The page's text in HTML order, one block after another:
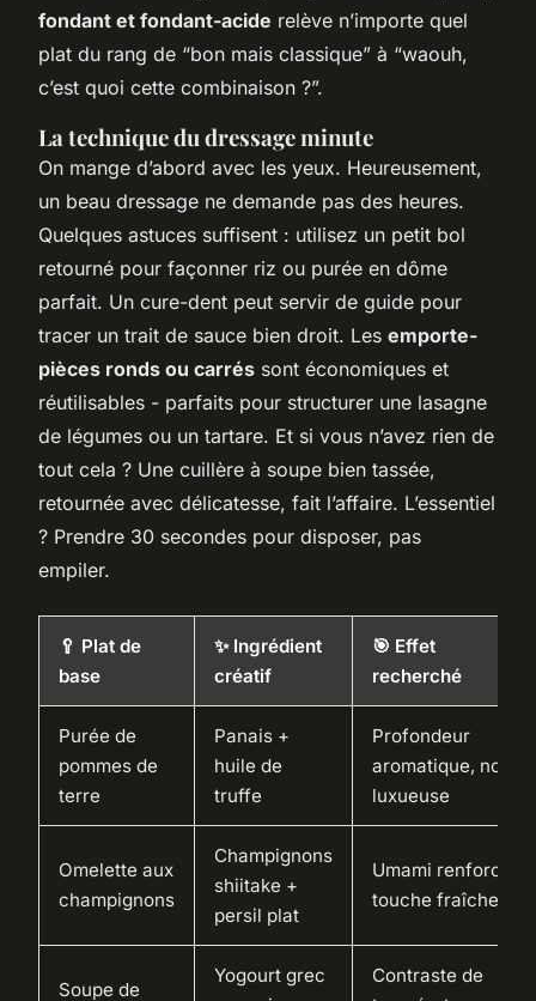
fondant et fondant-acide relève n’importe quel
plat du rang de “bon mais classique” à “waouh,
c’est quoi cette combinaison ?”.
La technique du dressage minute
On mange d’abord avec les yeux. Heureusement,
un beau dressage ne demande pas des heures.
Quelques astuces suffisent : utilisez un petit bol
retourné pour façonner riz ou purée en dôme
parfait. Un cure-dent peut servir de guide pour
tracer un trait de sauce bien droit. Les emporte-
pièces ronds ou carrés sont économiques et
réutilisables - parfaits pour structurer une lasagne
de légumes ou un tartare. Et si vous n’avez rien de
tout cela ? Une cuillère à soupe bien tassée,
retournée avec délicatesse, fait l’affaire. L’essentiel
? Prendre 30 secondes pour disposer, pas
empiler.
🥄 Plat de
base
✨ Ingrédient
créatif
🎯 Effet
recherché
Purée de
pommes de
terre
Panais +
huile de
truffe
Profondeur
aromatique, note
luxueuse
Omelette aux
champignons
Champignons
shiitake +
persil plat
Umami renforcé,
touche fraîche
Soupe de
Yogourt grec
Contraste de